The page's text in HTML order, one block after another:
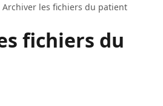
Archiver les fichiers du patient
fichiers du